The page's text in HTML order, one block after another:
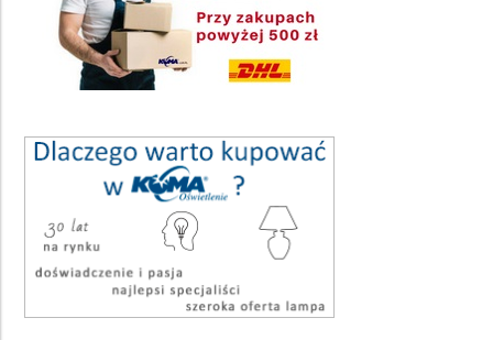
Kolor pełna nazwa
Wybierz
Wybierz
Rodzaj źródła światła
Wybierz
Średnica Ø